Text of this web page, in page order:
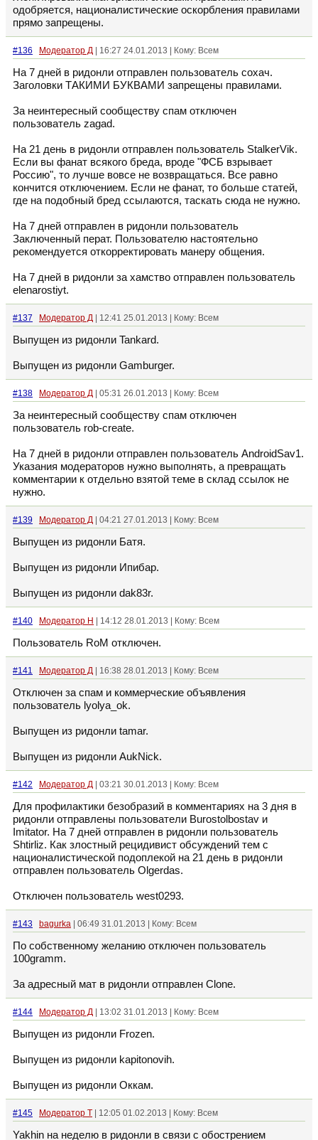
одобряется, националистические оскорбления правилами
прямо запрещены.
#136 Модератор Д | 16:27 24.01.2013 | Кому: Всем
На 7 дней в ридонли отправлен пользователь сохач.
Заголовки ТАКИМИ БУКВАМИ запрещены правилами.
За неинтересный сообществу спам отключен
пользователь zagad.
На 21 день в ридонли отправлен пользователь StalkerVik.
Если вы фанат всякого бреда, вроде "ФСБ взрывает
Россию", то лучше вовсе не возвращаться. Все равно
кончится отключением. Если не фанат, то больше статей,
где на подобный бред ссылаются, таскать сюда не нужно.
На 7 дней отправлен в ридонли пользователь
Заключенный перат. Пользователю настоятельно
рекомендуется откорректировать манеру общения.
На 7 дней в ридонли за хамство отправлен пользователь
elenarostiyt.
#137 Модератор Д | 12:41 25.01.2013 | Кому: Всем
Выпущен из ридонли Tankard.
Выпущен из ридонли Gamburger.
#138 Модератор Д | 05:31 26.01.2013 | Кому: Всем
За неинтересный сообществу спам отключен
пользователь rob-create.
На 7 дней в ридонли отправлен пользователь AndroidSav1.
Указания модераторов нужно выполнять, а превращать
комментарии к отдельно взятой теме в склад ссылок не
нужно.
#139 Модератор Д | 04:21 27.01.2013 | Кому: Всем
Выпущен из ридонли Батя.
Выпущен из ридонли Ипибар.
Выпущен из ридонли dak83r.
#140 Модератор Н | 14:12 28.01.2013 | Кому: Всем
Пользователь RoM отключен.
#141 Модератор Д | 16:38 28.01.2013 | Кому: Всем
Отключен за спам и коммерческие объявления
пользователь lyolya_ok.
Выпущен из ридонли tamar.
Выпущен из ридонли AukNick.
#142 Модератор Д | 03:21 30.01.2013 | Кому: Всем
Для профилактики безобразий в комментариях на 3 дня в
ридонли отправлены пользователи Burostolbostav и
Imitator. На 7 дней отправлен в ридонли пользователь
Shtirliz. Как злостный рецидивист обсуждений тем с
националистической подоплекой на 21 день в ридонли
отправлен пользователь Olgerdas.
Отключен пользователь west0293.
#143 bagurka | 06:49 31.01.2013 | Кому: Всем
По собственному желанию отключен пользователь
100gramm.
За адресный мат в ридонли отправлен Clone.
#144 Модератор Д | 13:02 31.01.2013 | Кому: Всем
Выпущен из ридонли Frozen.
Выпущен из ридонли kapitonovih.
Выпущен из ридонли Оккам.
#145 Модератор Т | 12:05 01.02.2013 | Кому: Всем
Yakhin на неделю в ридонли в связи с обострением